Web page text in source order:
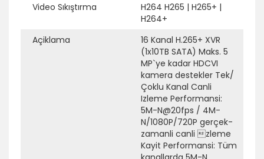
Video Sıkıştırma
H264 H265 | H265+ |
H264+
Açiklama
16 Kanal H.265+ XVR
(1x10TB SATA) Maks. 5
MP`ye kadar HDCVI
kamera destekler Tek/
Çoklu Kanal Canli
Izleme Performansi:
5M-N@20fps / 4M-
N/1080P/720P gerçek-
zamanli canli zleme
Kayit Performansi: Tüm